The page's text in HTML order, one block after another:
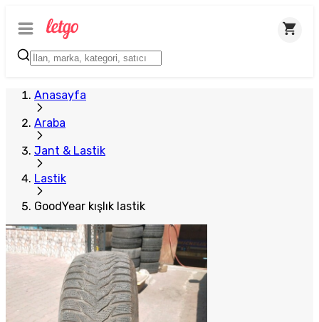
Anasayfa
Araba
Jant & Lastik
Lastik
GoodYear kışlık lastik